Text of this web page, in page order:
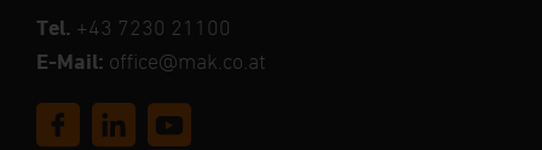
Tel. +43 7230 21100
E-Mail: office@mak.co.at